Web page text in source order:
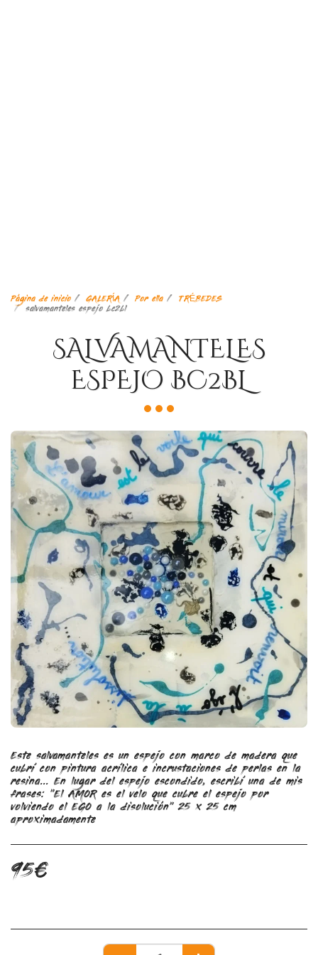
Página de inicio GALERÍA Por ella
TRÉBEDES
salvamanteles espejo bc2bl
SALVAMANTELES
ESPEJO BC2BL
Este salvamanteles es un espejo con marco de madera que
cubrí con pintura acrílica e incrustaciones de perlas en la
resina... En lugar del espejo escondido, escribí una de mis
frases: "El AMOR es el velo que cubre el espejo por
volviendo el EGO a la disolución" 25 x 25 cm
aproximadamente
95€